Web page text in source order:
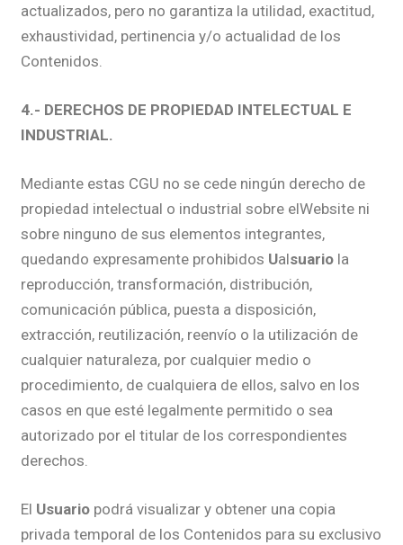
actualizados, pero no garantiza la utilidad, exactitud,
exhaustividad, pertinencia y/o actualidad de los
Contenidos.
4.- DERECHOS DE PROPIEDAD INTELECTUAL E
INDUSTRIAL.
Mediante estas CGU no se cede ningún derecho de
propiedad intelectual o industrial sobre elWebsite ni
sobre ninguno de sus elementos integrantes,
quedando expresamente prohibidos Ualsuario la
reproducción, transformación, distribución,
comunicación pública, puesta a disposición,
extracción, reutilización, reenvío o la utilización de
cualquier naturaleza, por cualquier medio o
procedimiento, de cualquiera de ellos, salvo en los
casos en que esté legalmente permitido o sea
autorizado por el titular de los correspondientes
derechos.
El Usuario podrá visualizar y obtener una copia
privada temporal de los Contenidos para su exclusivo